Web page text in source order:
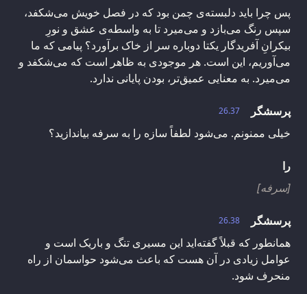
پس چرا باید دلبسته‌ی چمن بود که در فصل خویش می‌شکفد،
سپس رنگ می‌بازد و می‌میرد تا به واسطه‌ی عشق و نورِ
بیکرانِ آفریدگار یکتا دوباره سر از خاک برآورد؟ پیامی که ما
می‌آوریم، این است. هر موجودی به ظاهر است که می‌شکفد و
می‌میرد. به معنایی عمیق‌تر، بودن پایانی ندارد.
26.37
پرسشگر
خیلی ممنونم. می‌شود لطفاً سازه را به سرفه بیاندازید؟
را
[سرفه]
26.38
پرسشگر
همانطور که قبلاً گفته‌اید این مسیری تنگ و باریک است و
عوامل زیادی در آن هست که باعث می‌شود حواسمان از راه
منحرف شود.